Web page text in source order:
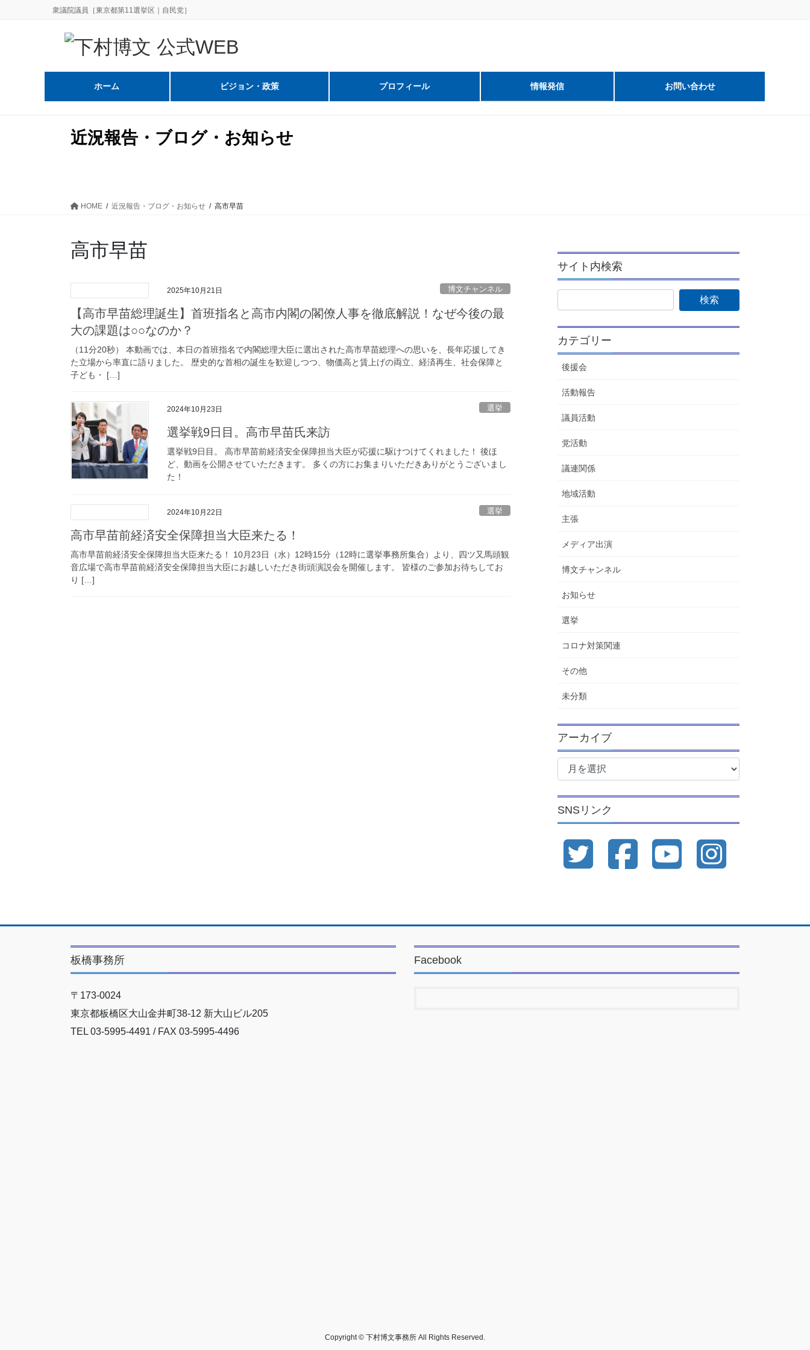
衆議院議員［東京都第11選挙区｜自民党］
ホーム ビジョン・政策 プロフィール 情報発信 お問い合わせ
近況報告・ブログ・お知らせ
HOME 近況報告・ブログ・お知らせ 高市早苗
高市早苗
2025年10月21日 博文チャンネル
【高市早苗総理誕生】首班指名と高市内閣の閣僚人事を徹底解説！なぜ今後の最
大の課題は○○なのか？
（11分20秒） 本動画では、本日の首班指名で内閣総理大臣に選出された高市早苗総理への思いを、長年応援してき
た立場から率直に語りました。 歴史的な首相の誕生を歓迎しつつ、物価高と賃上げの両立、経済再生、社会保障と
子ども・ […]
2024年10月23日 選挙
選挙戦9日目。高市早苗氏来訪
選挙戦9日目。 高市早苗前経済安全保障担当大臣が応援に駆けつけてくれました！ 後ほ
ど、動画を公開させていただきます。 多くの方にお集まりいただきありがとうございまし
た！
2024年10月22日 選挙
高市早苗前経済安全保障担当大臣来たる！
高市早苗前経済安全保障担当大臣来たる！ 10月23日（水）12時15分（12時に選挙事務所集合）より、四ツ又馬頭観
音広場で高市早苗前経済安全保障担当大臣にお越しいただき街頭演説会を開催します。 皆様のご参加お待ちしてお
り […]
サイト内検索
カテゴリー
後援会
活動報告
議員活動
党活動
議連関係
地域活動
主張
メディア出演
博文チャンネル
お知らせ
選挙
コロナ対策関連
その他
未分類
アーカイブ
ア
ブ
SNSリンク
板橋事務所
〒173-0024
東京都板橋区大山金井町38-12 新大山ビル205
TEL 03-5995-4491 / FAX 03-5995-4496
Facebook
Copyright © 下村博文事務所 All Rights Reserved.